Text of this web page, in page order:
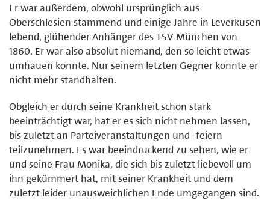
Er war außerdem, obwohl ursprünglich aus
Oberschlesien stammend und einige Jahre in Leverkusen
lebend, glühender Anhänger des TSV München von
1860. Er war also absolut niemand, den so leicht etwas
umhauen konnte. Nur seinem letzten Gegner konnte er
nicht mehr standhalten.
Obgleich er durch seine Krankheit schon stark
beeinträchtigt war, hat er es sich nicht nehmen lassen,
bis zuletzt an Parteiveranstaltungen und -feiern
teilzunehmen. Es war beeindruckend zu sehen, wie er
und seine Frau Monika, die sich bis zuletzt liebevoll um
ihn gekümmert hat, mit seiner Krankheit und dem
zuletzt leider unausweichlichen Ende umgegangen sind.